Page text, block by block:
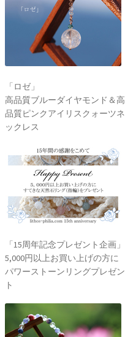
「ロゼ」
高品質ブルーダイヤモンド＆高
品質ピンクアイリスクォーツネ
ックレス
「15周年記念プレゼント企画」
5,000円以上お買い上げの方に
パワーストーンリングプレゼン
ト